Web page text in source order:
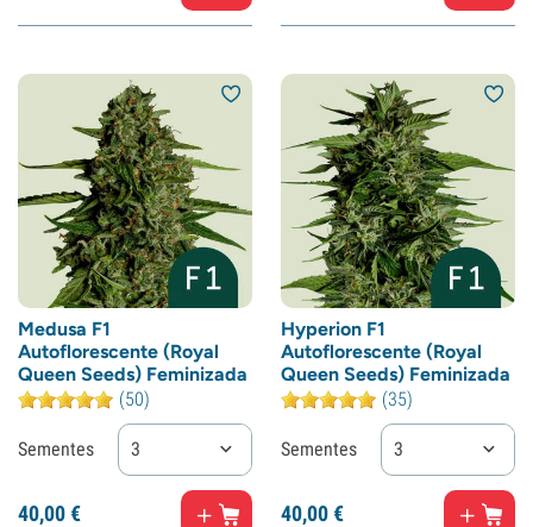
Medusa F1
Autoflorescente (Royal
Queen Seeds) Feminizada
(50)
Sementes 3
40,00€
Hyperion F1
Autoflorescente (Royal
Queen Seeds) Feminizada
(35)
Sementes 3
40,00€